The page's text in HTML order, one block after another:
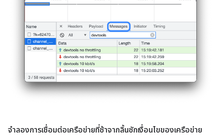
จำลองการเชื่อมต่อเครือข่ายที่ช้าจากลิ้นชักเงื่อนไขของเครือข่าย